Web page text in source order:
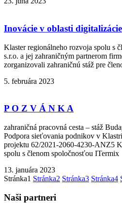
Inovácie v oblasti digitalizácie
Klaster regionálneho rozvoja spolu s
s.r.o. a jej zahraničným partnerom
zorganizovali zahraničnú stáž pre
5. februára 2023
P O Z V Á N K A
zahraničná pracovná cesta – stáž
Podpora sieťovania podnikov v
projektu 62/2021-2060-4230-ANZ5
spolu s členom spoločnosťou ITermix
13. januára 2023
Stránka1 Stránka2 Stránka3 Stránka4
Naši partneri